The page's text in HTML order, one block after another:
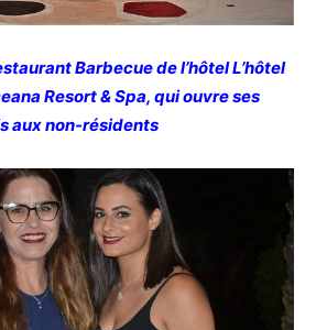
Barbecue de l’hôtel L’hôtel
Resort & Spa, qui ouvre ses
aux non-résidents